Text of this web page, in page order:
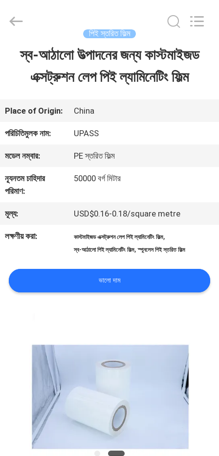
ভিডিও
শো
আমাদের
কারখানা
যোগাযোগ
Material
Technology
পিই স্তরিত ফিল্ম
স্ব-আঠালো উত্পাদনের জন্য কাস্টমাইজড
এক্সট্রুশন লেপ পিই ল্যামিনেটিং ফিল্ম
Place of Origin: China
পরিচিতিমুলক নাম: UPASS
মডেল নম্বার: PE স্তরিত ফিল্ম
ন্যূনতম চাহিদার
পরিমাণ:
50000 বর্গ মিটার
মূল্য: USD$0.16-0.18/square metre
লক্ষণীয় করা: কাস্টমাইজড এক্সট্রুশন লেপ পিই ল্যামিনেটিং ফিল্ম,
স্ব-আঠালো পিই ল্যামিনেটিং ফিল্ম,স্পুনলেস পিই স্তরিত ফিল্ম
ভালো দাম